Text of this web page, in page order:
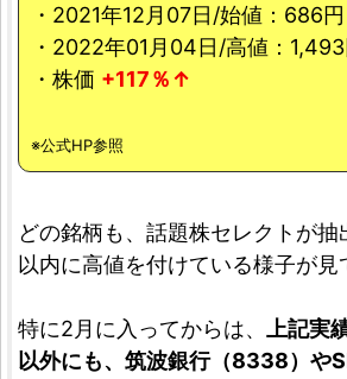
・2021年12月07日/始値：686円
・2022年01月04日/高値：1,493
・株価 +117％↑
※公式HP参照
どの銘柄も、話題株セレクトが抽
以内に高値を付けている様子が見
特に2月に入ってからは、
上記実
以外にも、筑波銀行（8338）や